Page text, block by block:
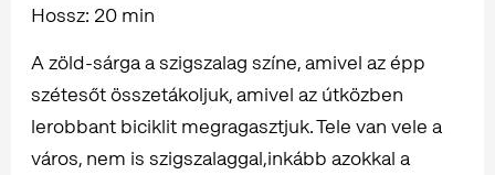
Hossz: 20 min
A zöld-sárga a szigszalag színe, amivel az épp
szétesőt összetákoljuk, amivel az útközben
lerobbant biciklit megragasztjuk. Tele van vele a
város, nem is szigszalaggal,inkább azokkal a